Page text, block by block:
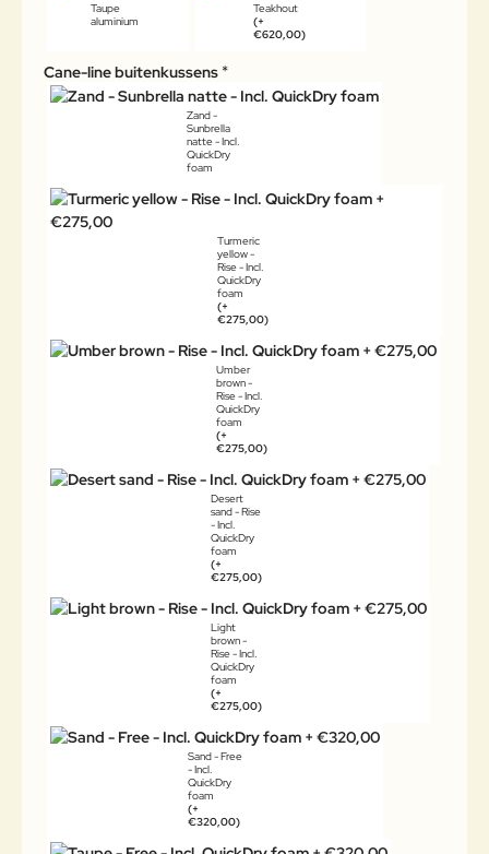
Taupe
aluminium
Teakhout
(+
€620,00)
Cane-line buitenkussens
Zand -
Sunbrella
natte - Incl.
QuickDry
foam
Turmeric
yellow -
Rise - Incl.
QuickDry
foam
(+
€275,00)
Umber
brown -
Rise - Incl.
QuickDry
foam
(+
€275,00)
Desert
sand - Rise
- Incl.
QuickDry
foam
(+
€275,00)
Light
brown -
Rise - Incl.
QuickDry
foam
(+
€275,00)
Sand - Free
- Incl.
QuickDry
foam
(+
€320,00)